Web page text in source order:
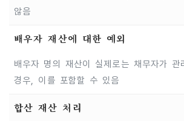
않음
배우자 재산에 대한 예외
배우자 명의 재산이 실제로는 채무자가 관
경우, 이를 포함할 수 있음
합산 재산 처리